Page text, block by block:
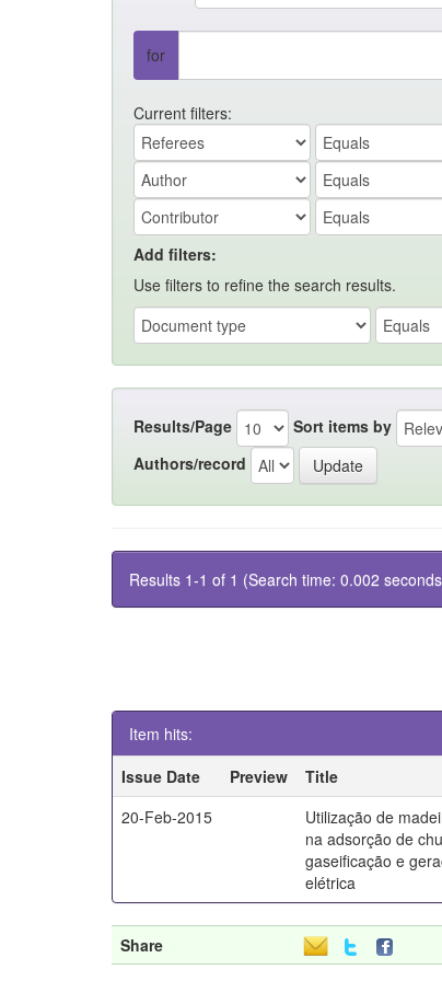
for
Current filters:
Add filters:
Use filters to refine the search results.
Results/Page Sort items by
Authors/record
Results 1-1 of 1 (Search time: 0.002
Item hits:
Issue Date
Preview Title
20-Feb-2015
Utilização de
na adsorção de
gaseificação e
elétrica
Share